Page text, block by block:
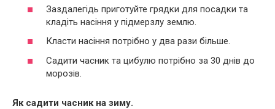
Заздалегідь приготуйте грядки для посадки та
кладіть насіння у підмерзлу землю.
Класти насіння потрібно у два рази більше.
Садити часник та цибулю потрібно за 30 днів до
морозів.
Як садити часник на зиму.